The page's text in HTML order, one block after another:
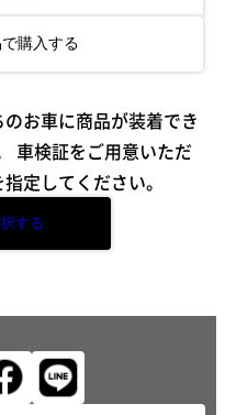
購入する
お車に商品が装着でき
車検証をご用意いただ
定してください。
する